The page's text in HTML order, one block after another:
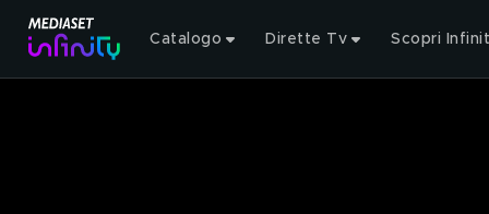
Catalogo Dirette Tv Scopri